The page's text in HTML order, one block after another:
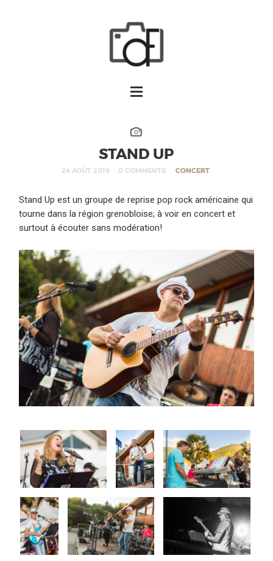
STAND UP
24 AOÛT 2019 0 COMMENTS CONCERT
Stand Up est un groupe de reprise pop rock américaine qui
tourne dans la région grenobloise; à voir en concert et
surtout à écouter sans modération!